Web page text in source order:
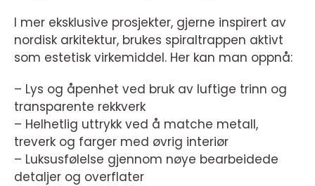
I mer eksklusive prosjekter, gjerne inspirert av
nordisk arkitektur, brukes spiraltrappen aktivt
som estetisk virkemiddel. Her kan man oppnå:
– Lys og åpenhet ved bruk av luftige trinn og
transparente rekkverk
– Helhetlig uttrykk ved å matche metall,
treverk og farger med øvrig interiør
– Luksusfølelse gjennom nøye bearbeidede
detaljer og overflater